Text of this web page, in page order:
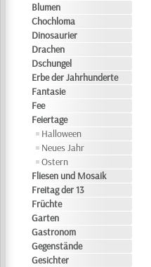
Blumen
Chochloma
Dinosaurier
Drachen
Dschungel
Erbe der Jahrhunderte
Fantasie
Fee
Feiertage
Halloween
Neues Jahr
Ostern
Fliesen und Mosaik
Freitag der 13
Früchte
Garten
Gastronom
Gegenstände
Gesichter